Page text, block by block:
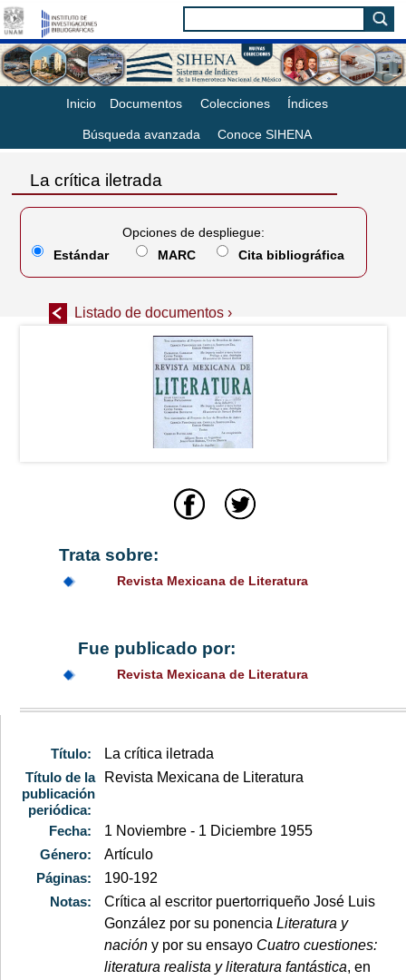
Inicio Documentos Colecciones Índices
Búsqueda avanzada Conoce SIHENA
La crítica iletrada
Listado de documentos ›
Opciones de despliegue:
Estándar
MARC Cita bibliográfica
Trata sobre:
Revista Mexicana de Literatura
Fue publicado por:
Revista Mexicana de Literatura
Título:
La crítica iletrada
Título de la
publicación
periódica:
Revista Mexicana de Literatura
Fecha:
1 Noviembre - 1 Diciembre 1955
Género:
Artículo
Páginas:
190-192
Notas:
Crítica al escritor puertorriqueño José Luis
González por su ponenciaLiteratura y
nación y por su ensayo Cuatro cuestiones:
literatura realista y literatura fantástica, en